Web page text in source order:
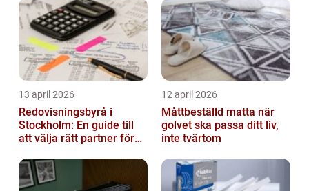
13 april 2026
Redovisningsbyrå i
Stockholm: En guide till
att välja rätt partner för
12 april 2026
Måttbeställd matta när
golvet ska passa ditt liv,
inte tvärtom